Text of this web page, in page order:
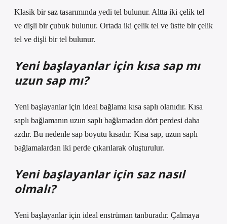
Klasik bir saz tasarımında yedi tel bulunur. Altta iki çelik tel
ve dişli bir çubuk bulunur. Ortada iki çelik tel ve üstte bir çelik
tel ve dişli bir tel bulunur.
Yeni başlayanlar için kısa sap mı
uzun sap mı?
Yeni başlayanlar için ideal bağlama kısa saplı olanıdır. Kısa
saplı bağlamanın uzun saplı bağlamadan dört perdesi daha
azdır. Bu nedenle sap boyutu kısadır. Kısa sap, uzun saplı
bağlamalardan iki perde çıkarılarak oluşturulur.
Yeni başlayanlar için saz nasıl
olmalı?
Yeni başlayanlar için ideal enstrüman tanburadır. Çalmaya